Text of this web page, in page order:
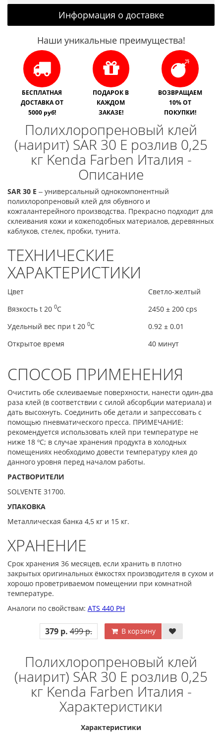
Информация о доставке
Наши уникальные преимущества!
БЕСПЛАТНАЯ
ДОСТАВКА ОТ
5000 руб!
ПОДАРОК В
КАЖДОМ
ЗАКАЗЕ!
ВОЗВРАЩАЕМ
10% ОТ
ПОКУПКИ!
Полихлоропреновый клей
(наирит) SAR 30 E розлив 0,25
кг Kenda Farben Италия -
Описание
SAR 30 E ‒ универсальный однокомпонентный
полихлоропреновый клей для обувного и
кожгалантерейного производства. Прекрасно подходит для
склеивания кожи и кожеподобных материалов, деревянных
каблуков, стелек, пробки, тунита.
ТЕХНИЧЕСКИЕ
ХАРАКТЕРИСТИКИ
Цвет
Светло-желтый
Вязкость t 200C
2450 ± 200 cps
Удельный вес при t 200C
0.92 ± 0.01
Открытое время
40 минут
СПОСОБ ПРИМЕНЕНИЯ
Очистить обе склеиваемые поверхности, нанести один-два
раза клей (в соответствии с силой абсорбции материала) и
дать высохнуть. Соединить обе детали и запрессовать с
помощью пневматического пресса. ПРИМЕЧАНИЕ:
рекомендуется использовать клей при температуре не
ниже 18 ºС; в случае хранения продукта в холодных
помещениях необходимо довести температуру клея до
данного уровня перед началом работы.
РАСТВОРИТЕЛИ
SOLVENTE 31700.
УПАКОВКА
Металлическая банка 4,5 кг и 15 кг.
ХРАНЕНИЕ
Срок хранения 36 месяцев, если хранить в плотно
закрытых оригинальных ёмкостях производителя в сухом и
хорошо проветриваемом помещении при комнатной
температуре.
Аналоги по свойствам: ATS 440 PH
379 р. 499 р. В корзину
Полихлоропреновый клей
(наирит) SAR 30 E розлив 0,25
кг Kenda Farben Италия -
Характеристики
Характеристики